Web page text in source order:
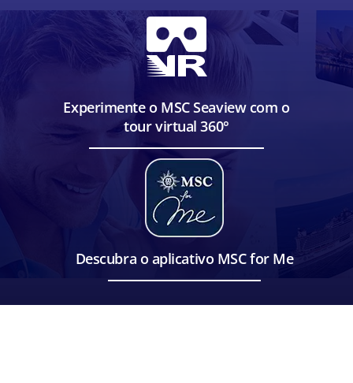
Experimente o MSC Seaview com o
tour virtual 360°
Descubra o aplicativo MSC for Me